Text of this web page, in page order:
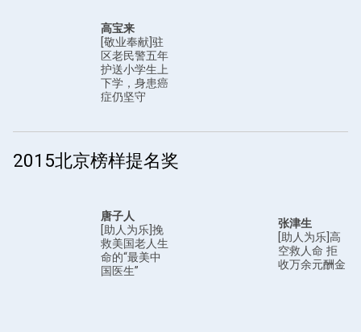
高宝来
[敬业奉献]驻
区老民警五年
护送小学生上
下学，身患癌
症仍坚守
2015北京榜样提名奖
唐子人
[助人为乐]挽
救美国老人生
命的“最美中
国医生”
张津生
[助人为乐]高
空救人命 拒
收万余元酬金